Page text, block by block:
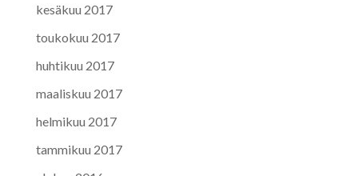
kesäkuu 2017
toukokuu 2017
huhtikuu 2017
maaliskuu 2017
helmikuu 2017
tammikuu 2017